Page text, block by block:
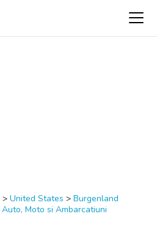
> United States > Burgenland
Auto, Moto si Ambarcatiuni